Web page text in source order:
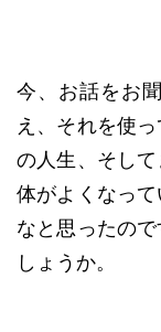
今、お話をお
え、それを使
の人生、そし
体がよくなっ
なと思ったの
しょうか。